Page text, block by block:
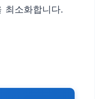
최소화합니다.